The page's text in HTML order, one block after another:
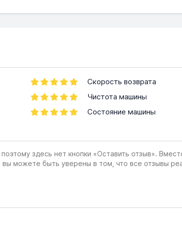
Скорость возврата
Чистота машины
Состояние машины
здесь нет кнопки «Оставить отзыв».
можете быть уверены в том, что все отзывы